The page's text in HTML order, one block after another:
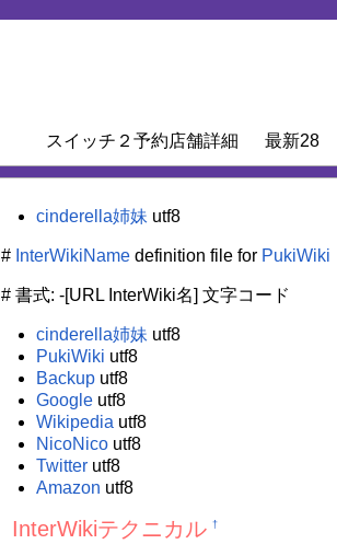
スイッチ２予約店舗詳細 最新28
cinderella姉妹 utf8
# InterWikiName definition file for PukiWiki
# 書式: -[URL InterWiki名] 文字コード
cinderella姉妹 utf8
PukiWiki utf8
Backup utf8
Google utf8
Wikipedia utf8
NicoNico utf8
Twitter utf8
Amazon utf8
InterWikiテクニカル †